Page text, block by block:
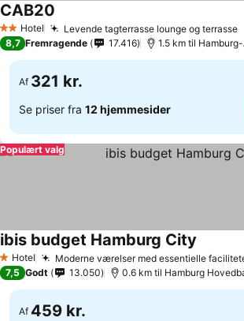
2 Stjerner
Hotel Levende tagterrasse lounge og terrasse
CAB20
8,7 Fremragende 17.416 1.5 km til
Af 321 kr.
Se priser fra 12 hjemmesider
Populært valg
1 Stjerner
Hotel Moderne værelser med essentielle
ibis budget Hamburg City
7,5 Godt 13.050 0.6 km til Hamburg
Af 459 kr.